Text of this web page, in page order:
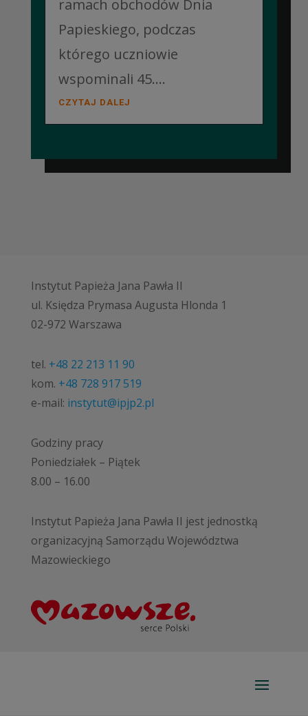
ramach obchodów Dnia
Papieskiego, podczas
którego uczniowie
wspominali 45....
CZYTAJ DALEJ
Instytut Papieża Jana Pawła II
ul. Księdza Prymasa Augusta Hlonda 1
02-972 Warszawa
tel. +48 22 213 11 90
kom. +48 728 917 519
e-mail: instytut@ipjp2.pl
Godziny pracy
Poniedziałek – Piątek
8.00 – 16.00
Instytut Papieża Jana Pawła II jest jednostką
organizacyjną Samorządu Województwa
Mazowieckiego